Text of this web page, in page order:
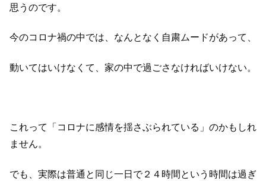
思うのです。
今のコロナ禍の中では、なんとなく自粛ムードがあって、
動いてはいけなくて、家の中で過ごさなければいけない。
これって「コロナに感情を揺さぶられている」のかもしれ
ません。
でも、実際は普通と同じ一日で２４時間という時間は過ぎ